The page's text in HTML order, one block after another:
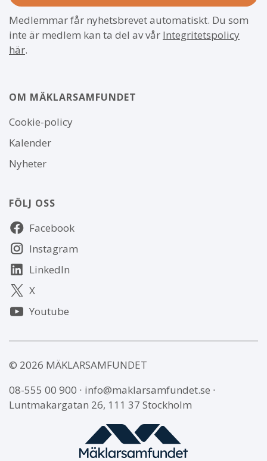
Medlemmar får nyhetsbrevet automatiskt. Du som
inte är medlem kan ta del av vår Integritetspolicy
här.
OM MÄKLARSAMFUNDET
Om
webbplatsen
Cookie-policy
Kalender
Nyheter
FÖLJ OSS
Följ
oss Facebook
Instagram
LinkedIn
X
Youtube
© 2026 MÄKLARSAMFUNDET
08-555 00 900 ∙ info@maklarsamfundet.se ∙
Luntmakargatan 26, 111 37 Stockholm